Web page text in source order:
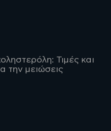
Τιμές και
την μειώσεις